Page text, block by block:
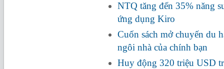
NTQ tăng đến 35% năng
ứng dụng Kiro
Cuốn sách mở chuyến du
ngôi nhà của chính bạn
Huy động 320 triệu USD